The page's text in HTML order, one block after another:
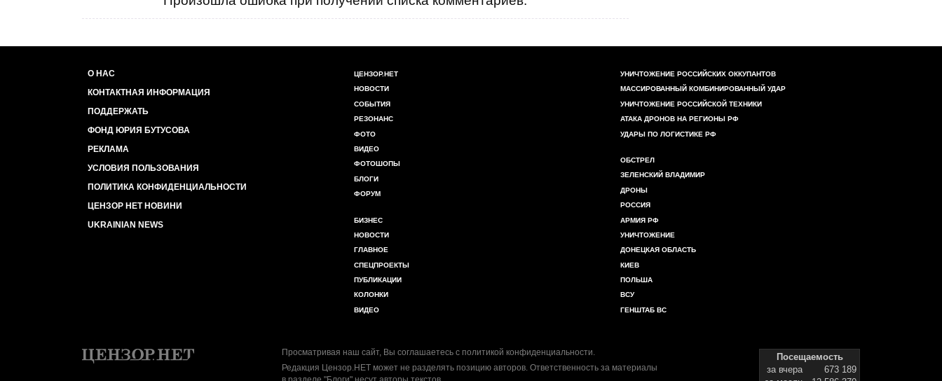
О НАС
КОНТАКТНАЯ ИНФОРМАЦИЯ
ПОДДЕРЖАТЬ
ФОНД ЮРИЯ БУТУСОВА
РЕКЛАМА
УСЛОВИЯ ПОЛЬЗОВАНИЯ
ПОЛИТИКА КОНФИДЕНЦИАЛЬНОСТИ
ЦЕНЗОР НЕТ НОВИНИ
UKRAINIAN NEWS
ЦЕНЗОР.НЕТ
НОВОСТИ
СОБЫТИЯ
РЕЗОНАНС
ФОТО
ВИДЕО
ФОТОШОПЫ
БЛОГИ
ФОРУМ
БИЗНЕС
НОВОСТИ
ГЛАВНОЕ
СПЕЦПРОЕКТЫ
ПУБЛИКАЦИИ
КОЛОНКИ
ВИДЕО
УНИЧТОЖЕНИЕ РОССИЙСКИХ ОККУПАНТОВ
МАССИРОВАННЫЙ КОМБИНИРОВАННЫЙ УДАР
УНИЧТОЖЕНИЕ РОССИЙСКОЙ ТЕХНИКИ
АТАКА ДРОНОВ НА РЕГИОНЫ РФ
УДАРЫ ПО ЛОГИСТИКЕ РФ
ОБСТРЕЛ
ЗЕЛЕНСКИЙ ВЛАДИМИР
ДРОНЫ
РОССИЯ
АРМИЯ РФ
УНИЧТОЖЕНИЕ
ДОНЕЦКАЯ ОБЛАСТЬ
КИЕВ
ПОЛЬША
ВСУ
ГЕНШТАБ ВС
Просматривая наш сайт, Вы соглашаетесь с политикой конфиденциальности.
Редакция Цензор.НЕТ может не разделять позицию авторов. Ответственность за материалы
Посещаемость
за вчера
673 189